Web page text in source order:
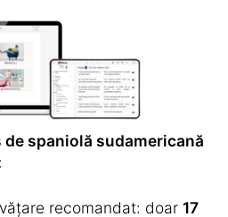
de spaniolă sudamericană
recomandat: doar 17